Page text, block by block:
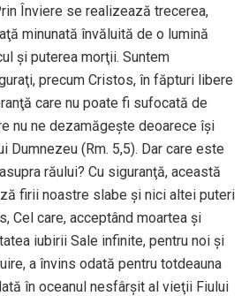
Înviere se realizează trecerea,
minunată învăluită de o lumină
și puterea morţii. Suntem
precum Cristos, în făpturi libere
care nu poate fi sufocată de
nu ne dezamăgește deoarece își
Dumnezeu (Rm. 5,5). Dar care este
răului? Cu siguranţă, această
firii noastre slabe și nici altei puteri
Cel care, acceptând moartea și
iubirii Sale infinite, pentru noi și
a învins odată pentru totdeauna
în oceanul nesfârșit al vieţii Fiului